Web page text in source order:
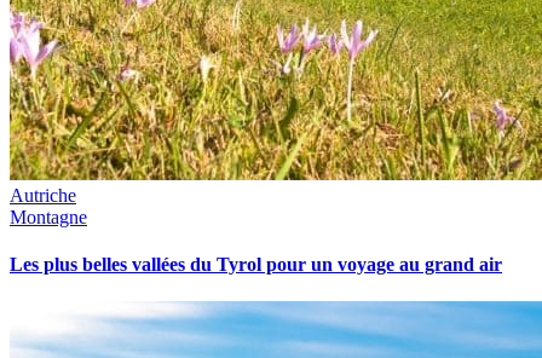
Autriche
Montagne
Les plus belles vallées du Tyrol pour un voyage au grand air